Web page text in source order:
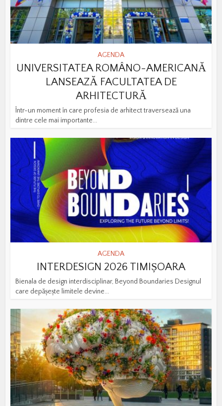
AGENDA
UNIVERSITATEA ROMÂNO-AMERICANĂ
LANSEAZĂ FACULTATEA DE
ARHITECTURĂ
Într-un moment în care profesia de arhitect traversează una
dintre cele mai importante...
AGENDA
INTERDESIGN 2026 TIMIȘOARA
Bienala de design interdisciplinar, Beyond Boundaries Designul
care depășește limitele devine...